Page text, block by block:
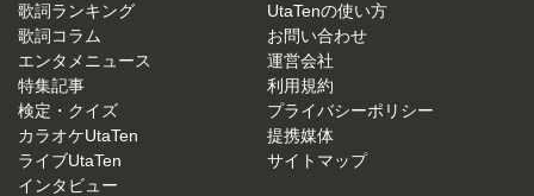
歌詞ランキング
歌詞コラム
エンタメニュース
特集記事
検定・クイズ
カラオケUtaTen
ライブUtaTen
インタビュー
UtaTenの使い方
お問い合わせ
運営会社
利用規約
プライバシーポリシー
提携媒体
サイトマップ